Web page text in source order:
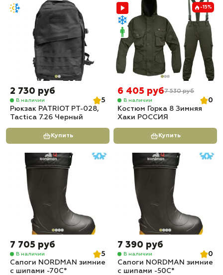
2 730 руб
В наличии
5
Рюкзак PATRIOT РТ-028,
Tactica 7.26 Черный
Купить
-15%
6 405 руб7 530 руб
В наличии
0
Костюм Горка 8 Зимняя
Хаки РОССИЯ
Купить
7 705 руб
В наличии
5
Сапоги NORDMAN зимние
с шипами -70С°
7 390 руб
В наличии
0
Сапоги NORDMAN зимние
с шипами -50С°